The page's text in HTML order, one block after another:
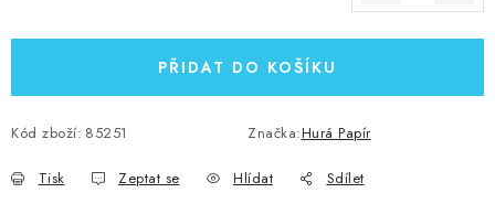
PŘIDAT DO KOŠÍKU
Kód zboží: 85251 Značka:Hurá Papír
Tisk Zeptat se Hlídat Sdílet